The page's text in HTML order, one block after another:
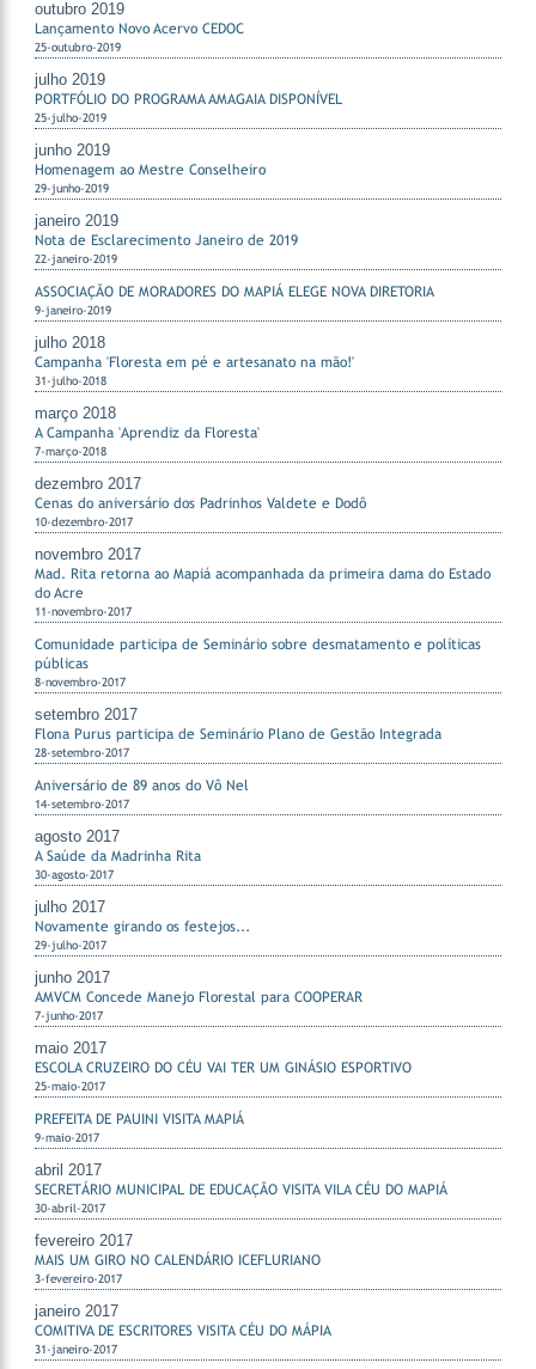
outubro 2019
Lançamento Novo Acervo CEDOC
25-outubro-2019
julho 2019
PORTFÓLIO DO PROGRAMA AMAGAIA DISPONÍVEL
25-julho-2019
junho 2019
Homenagem ao Mestre Conselheiro
29-junho-2019
janeiro 2019
Nota de Esclarecimento Janeiro de 2019
22-janeiro-2019
ASSOCIAÇÃO DE MORADORES DO MAPIÁ ELEGE NOVA DIRETORIA
9-janeiro-2019
julho 2018
Campanha 'Floresta em pé e artesanato na mão!'
31-julho-2018
março 2018
A Campanha 'Aprendiz da Floresta'
7-março-2018
dezembro 2017
Cenas do aniversário dos Padrinhos Valdete e Dodô
10-dezembro-2017
novembro 2017
Mad. Rita retorna ao Mapiá acompanhada da primeira dama do Estado
do Acre
11-novembro-2017
Comunidade participa de Seminário sobre desmatamento e políticas
públicas
8-novembro-2017
setembro 2017
Flona Purus participa de Seminário Plano de Gestão Integrada
28-setembro-2017
Aniversário de 89 anos do Vô Nel
14-setembro-2017
agosto 2017
A Saúde da Madrinha Rita
30-agosto-2017
julho 2017
Novamente girando os festejos...
29-julho-2017
junho 2017
AMVCM Concede Manejo Florestal para COOPERAR
7-junho-2017
maio 2017
ESCOLA CRUZEIRO DO CÉU VAI TER UM GINÁSIO ESPORTIVO
25-maio-2017
PREFEITA DE PAUINI VISITA MAPIÁ
9-maio-2017
abril 2017
SECRETÁRIO MUNICIPAL DE EDUCAÇÃO VISITA VILA CÉU DO MAPIÁ
30-abril-2017
fevereiro 2017
MAIS UM GIRO NO CALENDÁRIO ICEFLURIANO
3-fevereiro-2017
janeiro 2017
COMITIVA DE ESCRITORES VISITA CÉU DO MÁPIA
31-janeiro-2017